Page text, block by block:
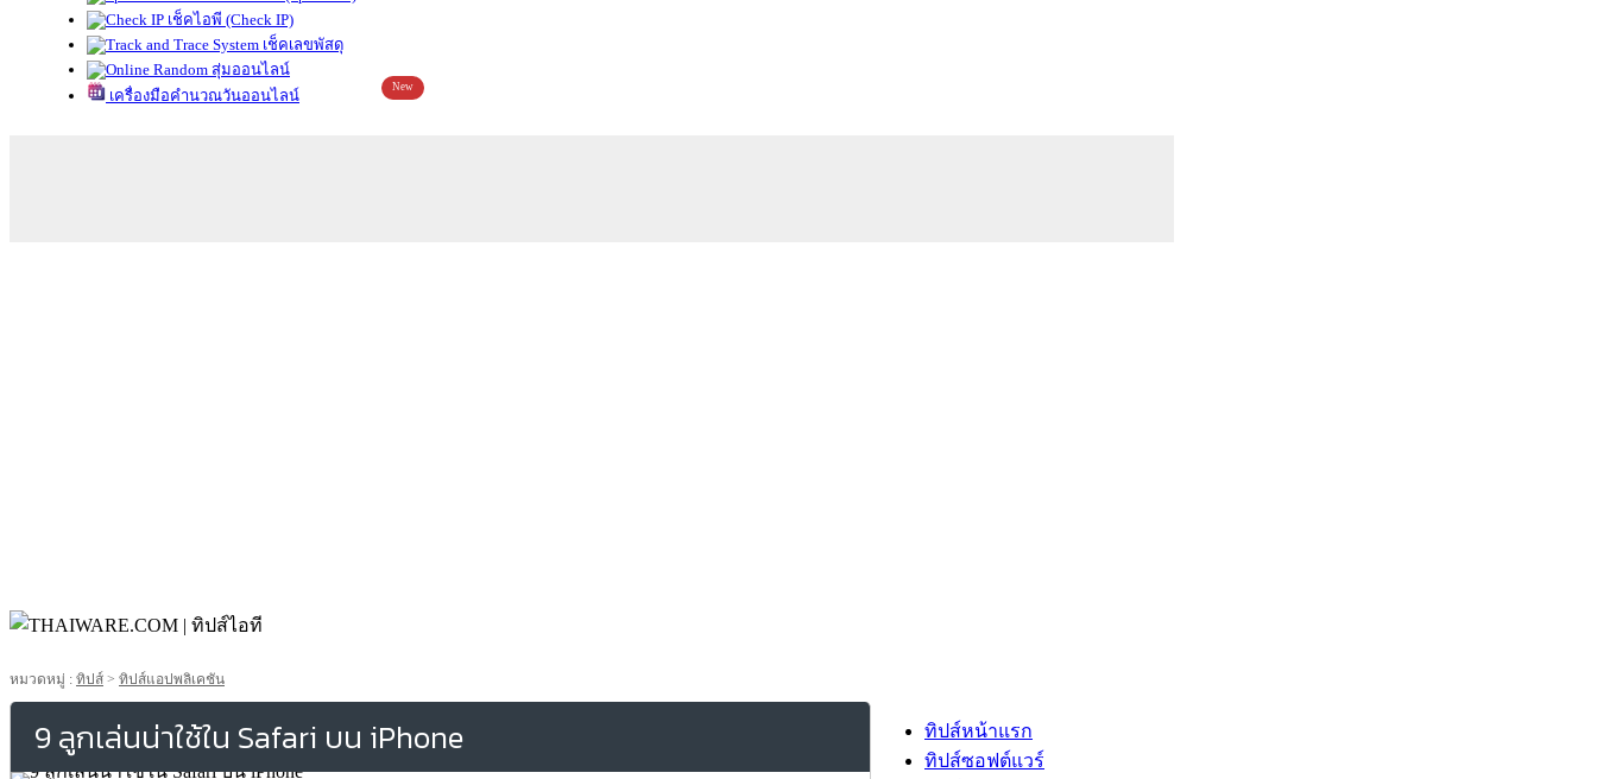
เช็คไอพี (Check IP)
เช็คเลขพัสดุ
สุ่มออนไลน์
เครื่องมือคำนวณวันออนไลน์
New
หมวดหมู่ : ทิปส์ > ทิปส์แอปพลิเคชัน
9 ลูกเล่นน่าใช้ใน Safari บน iPhone
ทิปส์หน้าแรก
ทิปส์ซอฟต์แวร์